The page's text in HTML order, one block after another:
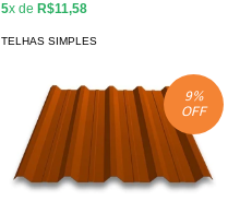
5x de R$11,58
TELHAS SIMPLES
9%
OFF